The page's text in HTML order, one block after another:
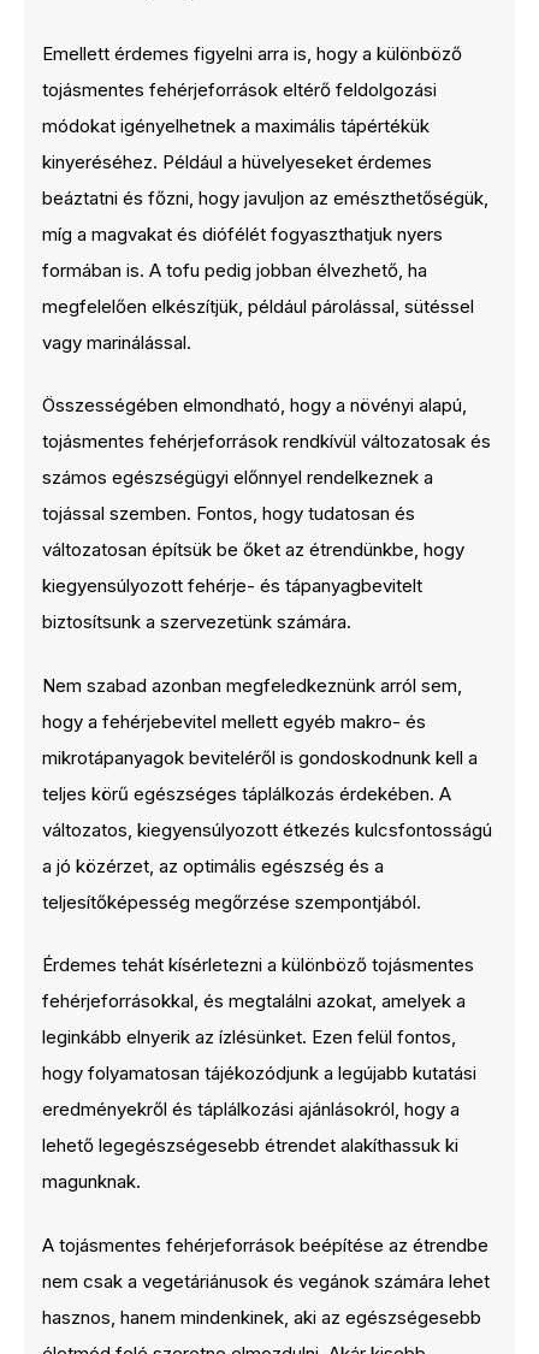
Emellett érdemes figyelni arra is, hogy a különböző
tojásmentes fehérjeforrások eltérő feldolgozási
módokat igényelhetnek a maximális tápértékük
kinyeréséhez. Például a hüvelyeseket érdemes
beáztatni és főzni, hogy javuljon az emészthetőségük,
míg a magvakat és diófélét fogyaszthatjuk nyers
formában is. A tofu pedig jobban élvezhető, ha
megfelelően elkészítjük, például párolással, sütéssel
vagy marinálással.
Összességében elmondható, hogy a növényi alapú,
tojásmentes fehérjeforrások rendkívül változatosak és
számos egészségügyi előnnyel rendelkeznek a
tojással szemben. Fontos, hogy tudatosan és
változatosan építsük be őket az étrendünkbe, hogy
kiegyensúlyozott fehérje- és tápanyagbevitelt
biztosítsunk a szervezetünk számára.
Nem szabad azonban megfeledkeznünk arról sem,
hogy a fehérjebevitel mellett egyéb makro- és
mikrotápanyagok beviteléről is gondoskodnunk kell a
teljes körű egészséges táplálkozás érdekében. A
változatos, kiegyensúlyozott étkezés kulcsfontosságú
a jó közérzet, az optimális egészség és a
teljesítőképesség megőrzése szempontjából.
Érdemes tehát kísérletezni a különböző tojásmentes
fehérjeforrásokkal, és megtalálni azokat, amelyek a
leginkább elnyerik az ízlésünket. Ezen felül fontos,
hogy folyamatosan tájékozódjunk a legújabb kutatási
eredményekről és táplálkozási ajánlásokról, hogy a
lehető legegészségesebb étrendet alakíthassuk ki
magunknak.
A tojásmentes fehérjeforrások beépítése az étrendbe
nem csak a vegetáriánusok és vegánok számára lehet
hasznos, hanem mindenkinek, aki az egészségesebb